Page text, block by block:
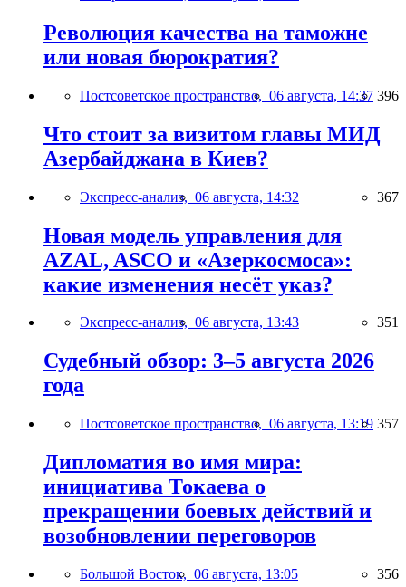
Революция качества на таможне
или новая бюрократия?
Постсоветское пространство, 06 августа, 14:37 396
Что стоит за визитом главы МИД
Азербайджана в Киев?
Экспресс-анализ, 06 августа, 14:32 367
Новая модель управления для
AZAL, ASCO и «Азеркосмоса»:
какие изменения несёт указ?
Экспресс-анализ, 06 августа, 13:43 351
Судебный обзор: 3–5 августа 2026
года
Постсоветское пространство, 06 августа, 13:19 357
Дипломатия во имя мира:
инициатива Токаева о
прекращении боевых действий и
возобновлении переговоров
Большой Восток, 06 августа, 13:05 356